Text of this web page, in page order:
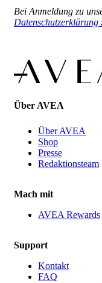
Bei Anmeldung zu
Datenschutzerklärung
Über AVEA
Über AVEA
Shop
Presse
Redaktionsteam
Mach mit
AVEA Rewards
Support
Kontakt
FAQ